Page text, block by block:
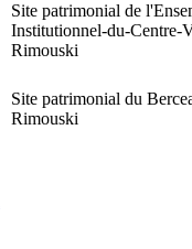
Site patrimonial de
Institutionnel-du-Centre-
Rimouski
Site patrimonial du
Rimouski